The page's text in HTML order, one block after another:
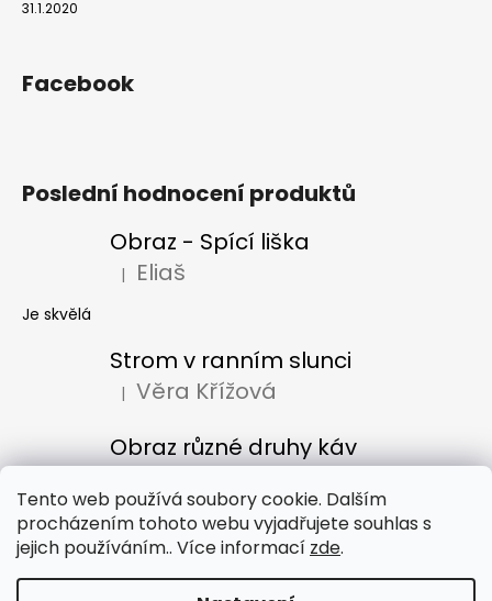
Tento web používá soubory cookie. Dalším
procházením tohoto webu vyjadřujete souhlas s
jejich používáním.. Více informací zde.
31.1.2020
Facebook
Poslední hodnocení produktů
Obraz - Spící liška
Hodnocení produktu je 5 z 5 hvězdiček.
| Eliaš
Je skvělá
Strom v ranním slunci
Hodnocení produktu je 5 z 5 hvězdiček.
| Věra Křížová
Obraz různé druhy káv
Hodnocení produktu je 5 z 5 hvězdiček.